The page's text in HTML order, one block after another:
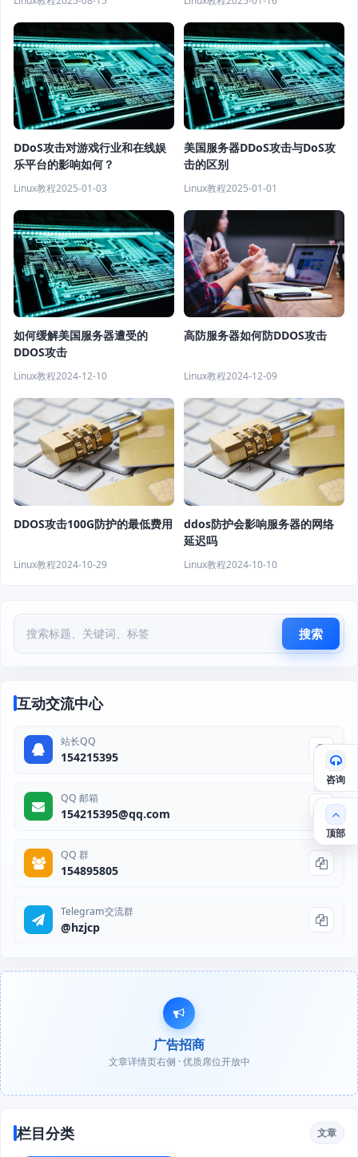
DDoS攻击对游戏行业和在线娱
乐平台的影响如何？
Linux教程2025-01-03
美国服务器DDoS攻击与DoS攻
击的区别
Linux教程2025-01-01
如何缓解美国服务器遭受的
DDOS攻击
Linux教程2024-12-10
高防服务器如何防DDOS攻击
Linux教程2024-12-09
DDOS攻击100G防护的最低费用
Linux教程2024-10-29
ddos防护会影响服务器的网络
延迟吗
Linux教程2024-10-10
搜索
互动交流中心
站长QQ
154215395
QQ 邮箱
154215395@qq.com
QQ 群
154895805
Telegram交流群
@hzjcp
广告招商
文章详情页右侧 · 优质席位开放中
栏目分类 文章
咨询
顶部